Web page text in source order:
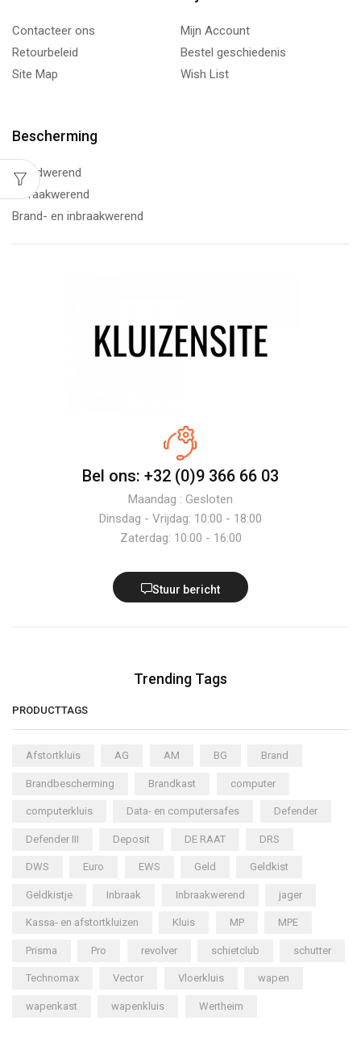
Contacteer ons
Retourbeleid
Site Map
Mijn Account
Bestel geschiedenis
Wish List
Bescherming
Brandwerend
Inbraakwerend
Brand- en inbraakwerend
Bel ons: +32 (0)9 366 66 03
Maandag : Gesloten
Dinsdag - Vrijdag: 10:00 - 18:00
Zaterdag: 10:00 - 16:00
Stuur bericht
Trending Tags
PRODUCTTAGS
Afstortkluis AG AM BG Brand
Brandbescherming Brandkast computer
computerkluis Data- en computersafes Defender
Defender III Deposit DE RAAT DRS
DWS Euro EWS Geld Geldkist
Geldkistje Inbraak Inbraakwerend jager
Kassa- en afstortkluizen Kluis MP MPE
Prisma Pro revolver schietclub schutter
Technomax Vector Vloerkluis wapen
wapenkast wapenkluis Wertheim